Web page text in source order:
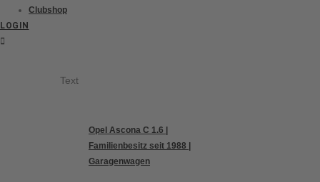
Clubshop
LOGIN
Text
Opel Ascona C 1.6 |
Familienbesitz seit 1988 |
Garagenwagen